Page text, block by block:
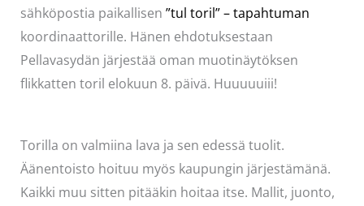
sähköpostia paikallisen ”tul toril” – tapahtuman
koordinaattorille. Hänen ehdotuksestaan
Pellavasydän järjestää oman muotinäytöksen
flikkatten toril elokuun 8. päivä. Huuuuuiii!
Torilla on valmiina lava ja sen edessä tuolit.
Äänentoisto hoituu myös kaupungin järjestämänä.
Kaikki muu sitten pitääkin hoitaa itse. Mallit, juonto,